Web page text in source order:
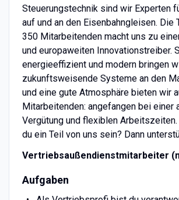
Steuerungstechnik sind wir Experten
auf und an den Eisenbahngleisen. Die
350 Mitarbeitenden macht uns zu
und europaweiten Innovationstreiber.
energieeffizient und modern bringen
zukunftsweisende Systeme an den
und eine gute Atmosphäre bieten wir
Mitarbeitenden: angefangen bei einer
Vergütung und flexiblen
du ein Teil von uns sein? Dann
Vertriebsaußendienstmitarbeiter
Aufgaben